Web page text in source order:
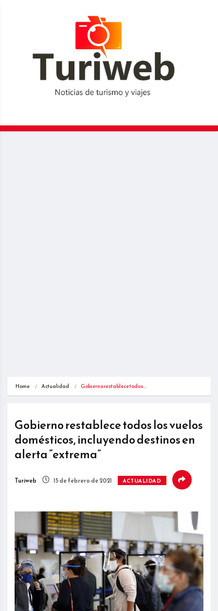
Home Actualidad Gobierno restablece todos…
Gobierno restablece todos los vuelos
domésticos, incluyendo destinos en
alerta “extrema”
Turiweb 15 de febrero de 2021 ACTUALIDAD